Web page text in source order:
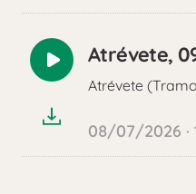
Reproducir
audio
Atrévete,
Atrévete
08/07/2026 ·